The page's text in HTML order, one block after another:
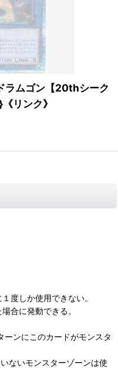
ラムゴン【20thシーク
リンク》
度しか使用できない。
合に発動できる。
ーンにこのカードがモンスタ
ないモンスターゾーンは使